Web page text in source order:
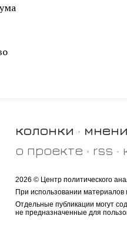
колонки
о проекте
rss
2026 © Центр политического
При использовании материалов
Отдельные публикации могут
не предназначенные для